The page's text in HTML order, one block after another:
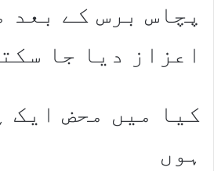
پچاس برس کے بعد
اعزاز دیا جا
کیا میں محض ایک
ہوں